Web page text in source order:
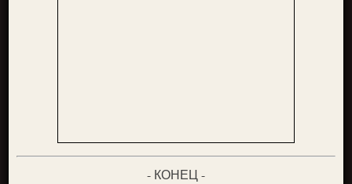
- КОНЕЦ -